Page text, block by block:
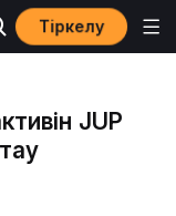
Тіркелу
JUP